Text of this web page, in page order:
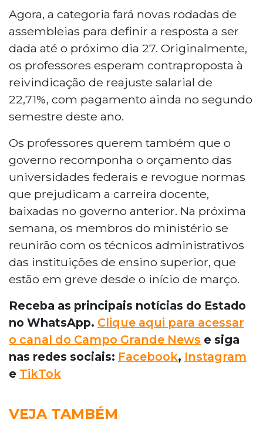
Agora, a categoria fará novas rodadas de
assembleias para definir a resposta a ser
dada até o próximo dia 27. Originalmente,
os professores esperam contraproposta à
reivindicação de reajuste salarial de
22,71%, com pagamento ainda no segundo
semestre deste ano.
Os professores querem também que o
governo recomponha o orçamento das
universidades federais e revogue normas
que prejudicam a carreira docente,
baixadas no governo anterior. Na próxima
semana, os membros do ministério se
reunirão com os técnicos administrativos
das instituições de ensino superior, que
estão em greve desde o início de março.
Receba as principais notícias do Estado
no WhatsApp. Clique aqui para acessar
o canal do Campo Grande News e siga
nas redes sociais: Facebook, Instagram
e TikTok
VEJA TAMBÉM